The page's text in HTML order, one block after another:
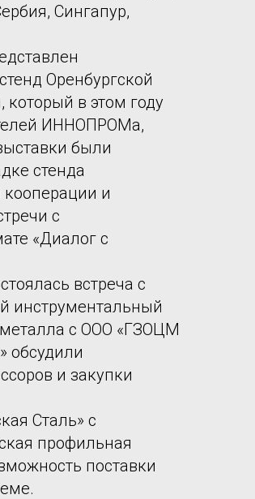
Сингапур,
Оренбургской
который в этом году
ИННОПРОМа,
были
стенда
кооперации и
с
«Диалог с
встреча с
инструментальный
металла с ООО «ГЗОЦМ
обсудили
и закупки
Сталь» с
профильная
поставки